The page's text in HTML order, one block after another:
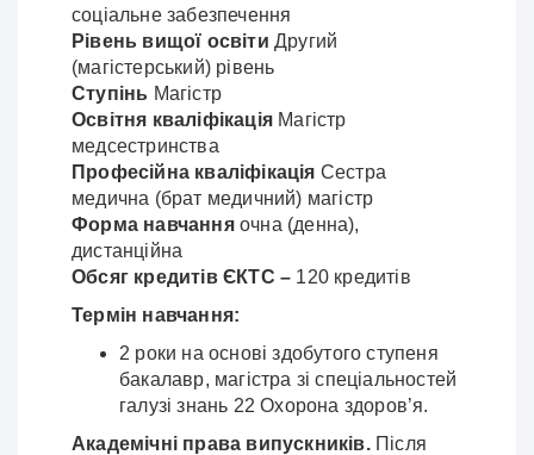
соціальне забезпечення
Рівень вищої освіти Другий
(магістерський) рівень
Ступінь Магістр
Освітня кваліфікація Магістр
медсестринства
Професійна кваліфікація Сестра
медична (брат медичний) магістр
Форма навчання очна (денна),
дистанційна
Обсяг кредитів ЄКТС – 120 кредитів
Термін навчання:
2 роки на основі здобутого ступеня
бакалавр, магістра зі спеціальностей
галузі знань 22 Охорона здоров’я.
Академічні права випускників. Після